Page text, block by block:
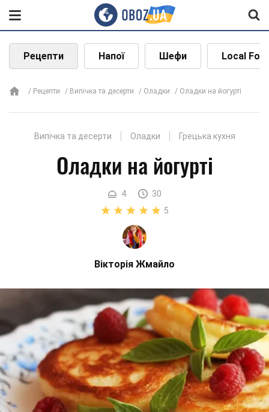
Рецепти Напої Шефи Local
Рецепти Випічка та десерти Оладки Оладки на йогурті
Випічка та десерти Оладки Грецька кухня
Оладки на йогурті
4
30
5
Вікторія Жмайло